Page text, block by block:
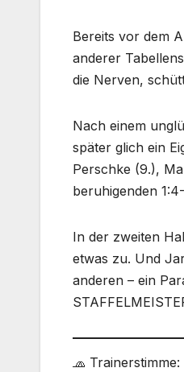
Bereits vor dem
anderer
die Nerven,
Nach einem
später glich ein
Perschke (9.),
beruhigenden
In der zweiten
etwas zu. Und
anderen – ein
🧢 Trainerstimme: